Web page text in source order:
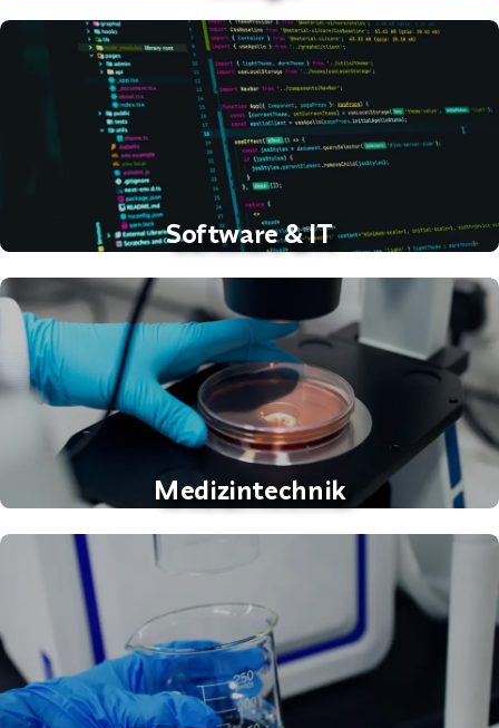
Software & IT
Medizintechnik